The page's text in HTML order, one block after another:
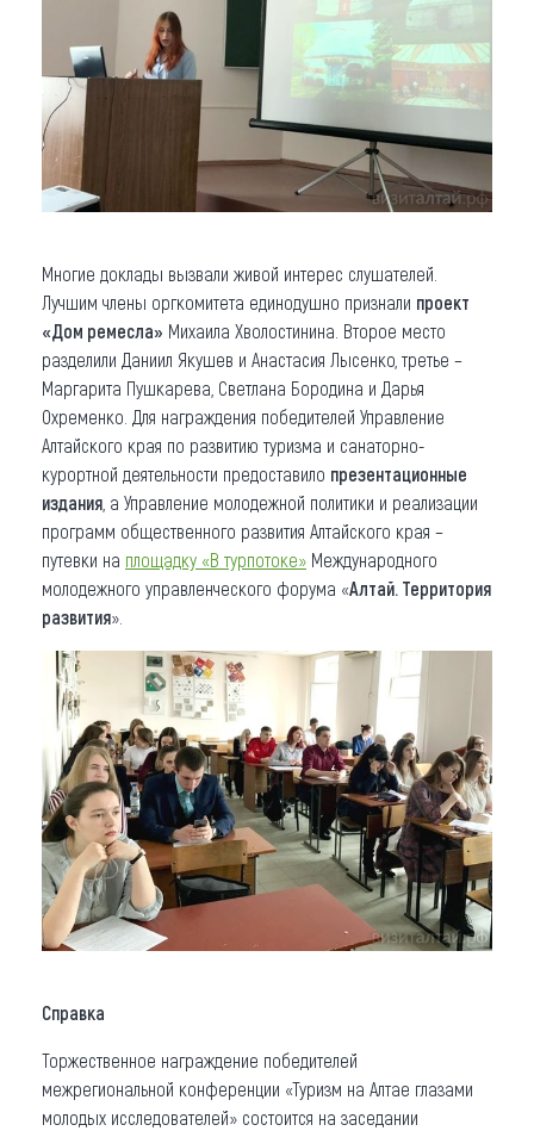
Многие доклады вызвали живой интерес слушателей.
Лучшим члены оргкомитета единодушно признали проект
«Дом ремесла» Михаила Хволостинина. Второе место
разделили Даниил Якушев и Анастасия Лысенко, третье –
Маргарита Пушкарева, Светлана Бородина и Дарья
Охременко. Для награждения победителей Управление
Алтайского края по развитию туризма и санаторно-
курортной деятельности предоставило презентационные
издания , а Управление молодежной политики и реализации
программ общественного развития Алтайского края –
путевки на площадку «В турпотоке» Международного
молодежного управленческого форума «Алтай. Территория
развития».
Справка
Торжественное награждение победителей
межрегиональной конференции «Туризм на Алтае глазами
молодых исследователей» состоится на заседании